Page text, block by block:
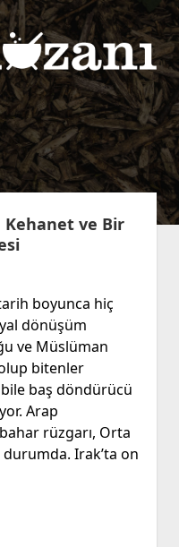
rss
menüyüve Bir
boyunca hiç
dönüşüm
ve Müslüman
bitenler
baş döndürücü
Arap
rüzgarı, Orta
durumda. Irak’ta on